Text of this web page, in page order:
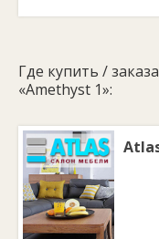
Где купить /
«Amethyst 1»: